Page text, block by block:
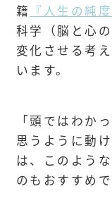
籍 『人生の純
科学（脳と心
変化させる考
います。
「頭ではわか
思うように動
は、このよう
のもおすすめで